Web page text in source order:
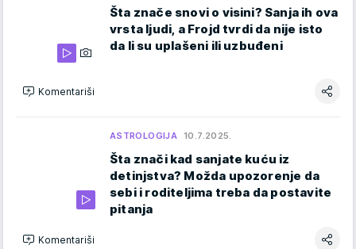
Šta znače snovi o visini? Sanja ih ova
vrsta ljudi, a Frojd tvrdi da nije isto
da li su uplašeni ili uzbuđeni
Komentariši
ASTROLOGIJA 10.7.2025.
Šta znači kad sanjate kuću iz
detinjstva? Možda upozorenje da
sebi i roditeljima treba da postavite
pitanja
Komentariši